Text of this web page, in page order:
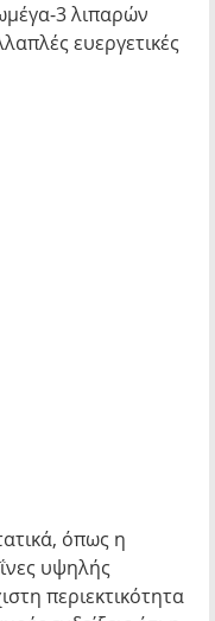
3 λιπαρών
ευεργετικές
όπως η
υψηλής
περιεκτικότητα